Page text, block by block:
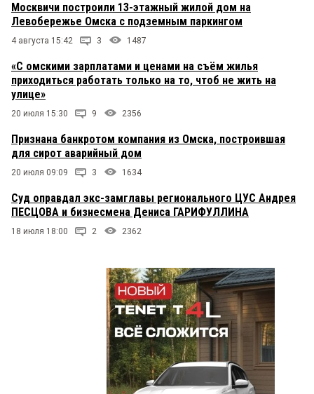
Москвичи построили 13-этажный жилой дом на
Левобережье Омска с подземным паркингом
4 августа 15:42 3 1487
«С омскими зарплатами и ценами на съём жилья
приходиться работать только на то, чтоб не жить на
улице»
20 июля 15:30 9 2356
Признана банкротом компания из Омска, построившая
для сирот аварийный дом
20 июля 09:09 3 1634
Суд оправдал экс-замглавы регионального ЦУС Андрея
ПЕСЦОВА и бизнесмена Дениса ГАРИФУЛЛИНА
18 июля 18:00 2 2362